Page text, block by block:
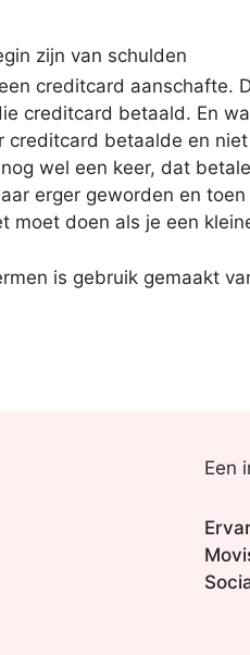
creditcard
creditcard betaald. En
betaalde en
wel een keer, dat
erger geworden en
doen als je een
is gebruik gemaakt
Een